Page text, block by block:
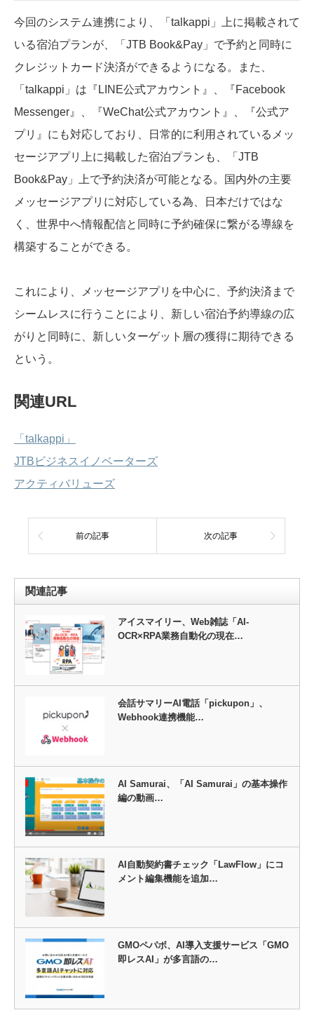
今回のシステム連携により、「talkappi」上に掲載されて
いる宿泊プランが、「JTB Book&Pay」で予約と同時に
クレジットカード決済ができるようになる。また、
「talkappi」は『LINE公式アカウント』、『Facebook
Messenger』、『WeChat公式アカウント』、『公式ア
プリ』にも対応しており、日常的に利用されているメッ
セージアプリ上に掲載した宿泊プランも、「JTB
Book&Pay」上で予約決済が可能となる。国内外の主要
メッセージアプリに対応している為、日本だけではな
く、世界中へ情報配信と同時に予約確保に繋がる導線を
構築することができる。
これにより、メッセージアプリを中心に、予約決済まで
シームレスに行うことにより、新しい宿泊予約導線の広
がりと同時に、新しいターゲット層の獲得に期待できる
という。
関連URL
「talkappi」
JTBビジネスイノベーターズ
アクティバリューズ
前の記事 次の記事
関連記事
アイスマイリー、Web雑誌「AI-
OCR×RPA業務自動化の現在…
会話サマリーAI電話「pickupon」、
Webhook連携機能…
AI Samurai、「AI Samurai」の基本操作
編の動画…
AI自動契約書チェック「LawFlow」にコ
メント編集機能を追加…
GMOペパボ、AI導入支援サービス「GMO
即レスAI」が多言語の…